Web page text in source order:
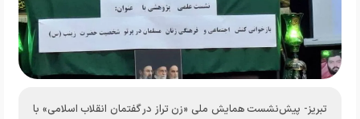
تبریز- پیش‌نشست همایش ملی «زن تراز در گفتمان انقلاب اسلامی» با